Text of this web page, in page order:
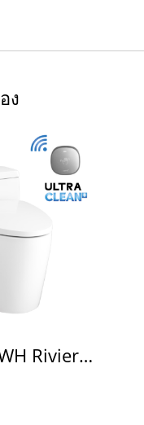
ง
C105287 WH Riviera Pro W/Touchless 4.8L